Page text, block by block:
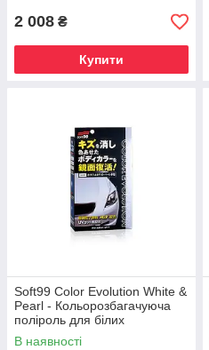
2 008 ₴
Купити
Soft99 Color Evolution White &
Pearl - Кольорозбагачуюча
поліроль для білих
автомобілів, 100 мл
В наявності